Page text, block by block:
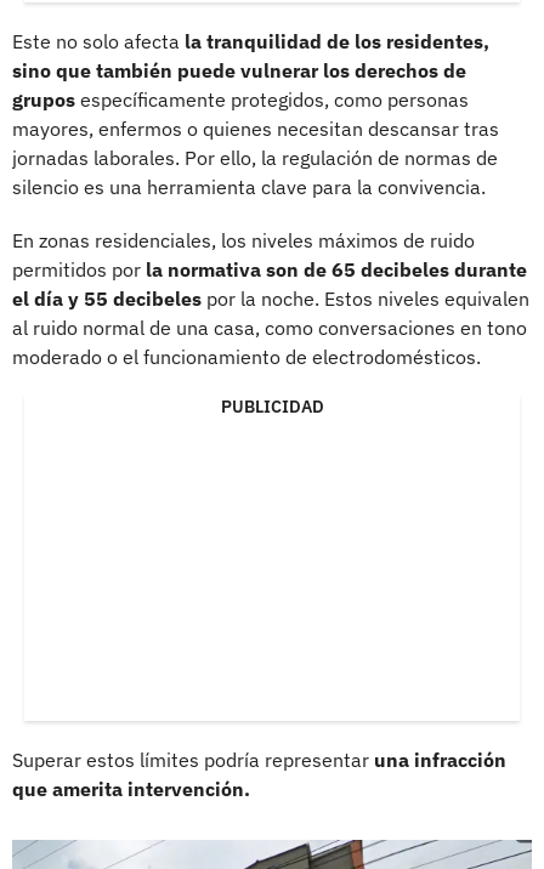
Este no solo afecta la tranquilidad de los residentes,
sino que también puede vulnerar los derechos de
grupos específicamente protegidos, como personas
mayores, enfermos o quienes necesitan descansar tras
jornadas laborales. Por ello, la regulación de normas de
silencio es una herramienta clave para la convivencia.
En zonas residenciales, los niveles máximos de ruido
permitidos por la normativa son de 65 decibeles durante
el día y 55 decibeles por la noche. Estos niveles equivalen
al ruido normal de una casa, como conversaciones en tono
moderado o el funcionamiento de electrodomésticos.
PUBLICIDAD
Superar estos límites podría representar una infracción
que amerita intervención.